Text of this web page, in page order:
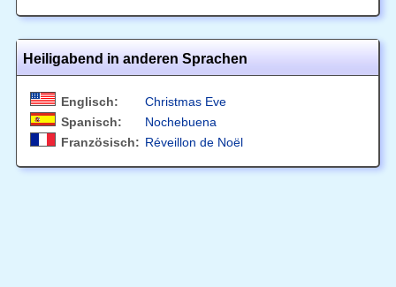
Heiligabend in anderen Sprachen
Englisch:
Christmas Eve
Spanisch:
Nochebuena
Französisch: Réveillon de Noël